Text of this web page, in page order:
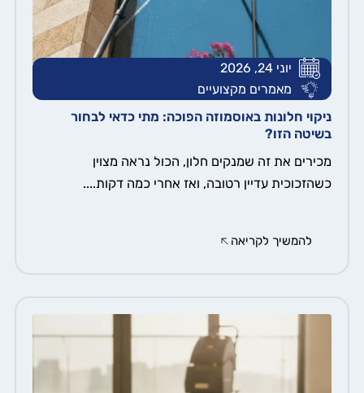
יוני 24, 2026
מאמרים מקצועיים
ניקוי חלונות באוסמוזה הפוכה: מתי כדאי לבחור
בשיטה הזו?
מכירים את זה שמנקים חלון, הכול נראה מצוין
כשהזכוכית עדיין רטובה, ואז אחרי כמה דקות....
להמשיך לקריאה